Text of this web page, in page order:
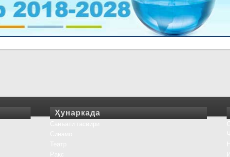
Ҳунаркада